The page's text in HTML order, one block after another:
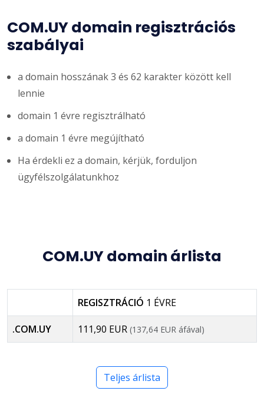
COM.UY domain regisztrációs
szabályai
a domain hosszának 3 és 62 karakter között kell
lennie
domain 1 évre regisztrálható
a domain 1 évre megújítható
Ha érdekli ez a domain, kérjük, forduljon
ügyfélszolgálatunkhoz
COM.UY domain árlista
REGISZTRÁCIÓ 1 ÉVRE
.COM.UY 111,90 EUR (137,64 EUR áfával)
Teljes árlista